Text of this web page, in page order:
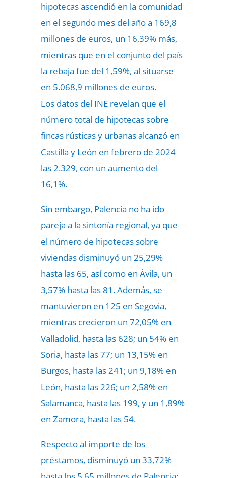
hipotecas ascendió en la comunidad
en el segundo mes del año a 169,8
millones de euros, un 16,39% más,
mientras que en el conjunto del país
la rebaja fue del 1,59%, al situarse
en 5.068,9 millones de euros.
Los datos del INE revelan que el
número total de hipotecas sobre
fincas rústicas y urbanas alcanzó en
Castilla y León en febrero de 2024
las 2.329, con un aumento del
16,1%.
Sin embargo, Palencia no ha ido
pareja a la sintonía regional, ya que
el número de hipotecas sobre
viviendas disminuyó un 25,29%
hasta las 65, así como en Ávila, un
3,57% hasta las 81. Además, se
mantuvieron en 125 en Segovia,
mientras crecieron un 72,05% en
Valladolid, hasta las 628; un 54% en
Soria, hasta las 77; un 13,15% en
Burgos, hasta las 241; un 9,18% en
León, hasta las 226; un 2,58% en
Salamanca, hasta las 199, y un 1,89%
en Zamora, hasta las 54.
Respecto al importe de los
préstamos, disminuyó un 33,72%